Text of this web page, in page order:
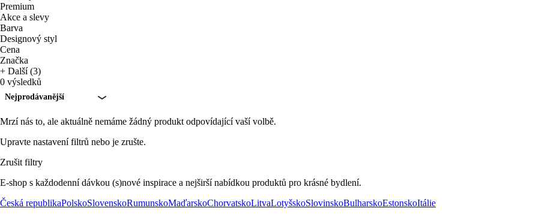
Premium
Akce a slevy
Barva
Designový styl
Cena
Značka
+ Další (3)
0 výsledků
Nejprodávanější
Mrzí nás to, ale aktuálně nemáme žádný produkt odpovídající vaší volbě.
Upravte nastavení filtrů nebo je zrušte.
Zrušit filtry
E-shop s každodenní dávkou (s)nové inspirace a nejširší nabídkou produktů pro krásné bydlení.
Česká republikaPolskoSlovenskoRumunskoMaďarskoChorvatskoLitvaLotyšskoSlovinskoBulharskoEstonskoItálie